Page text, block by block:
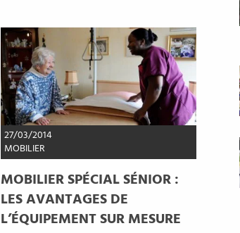
27/03/2014
MOBILIER
MOBILIER SPÉCIAL SÉNIOR :
LES AVANTAGES DE
L’ÉQUIPEMENT SUR MESURE